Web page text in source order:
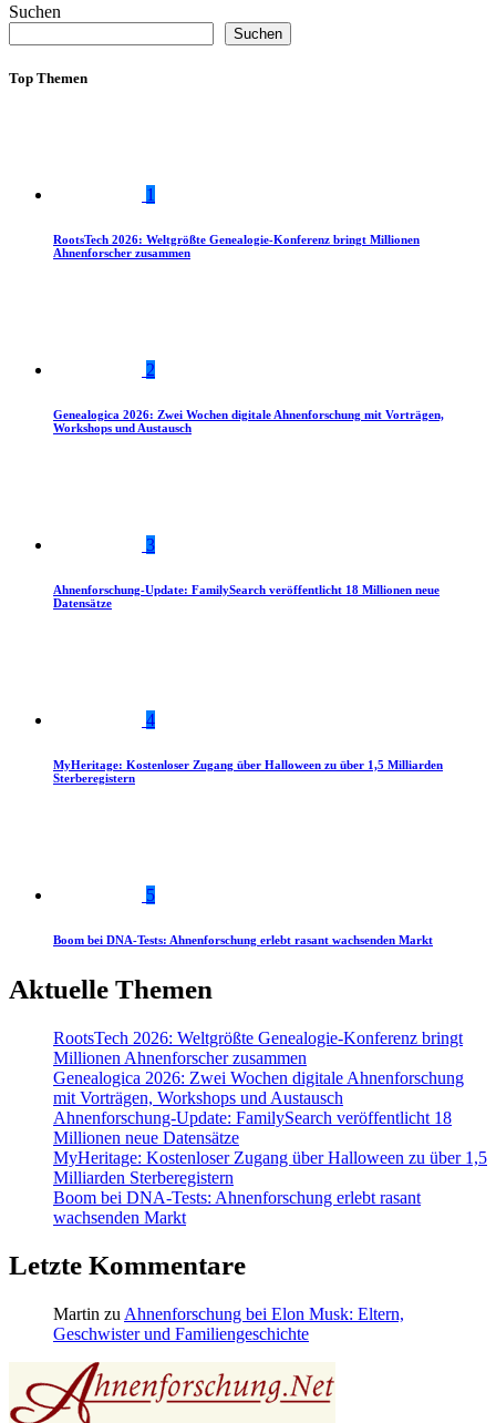
Suchen
Suchen
Top Themen
1
RootsTech 2026: Weltgrößte Genealogie-Konferenz bringt Millionen
Ahnenforscher zusammen
2
Genealogica 2026: Zwei Wochen digitale Ahnenforschung mit Vorträgen,
Workshops und Austausch
3
Ahnenforschung-Update: FamilySearch veröffentlicht 18 Millionen neue
Datensätze
4
MyHeritage: Kostenloser Zugang über Halloween zu über 1,5 Milliarden
Sterberegistern
5
Boom bei DNA-Tests: Ahnenforschung erlebt rasant wachsenden Markt
Aktuelle Themen
RootsTech 2026: Weltgrößte Genealogie-Konferenz bringt
Millionen Ahnenforscher zusammen
Genealogica 2026: Zwei Wochen digitale Ahnenforschung
mit Vorträgen, Workshops und Austausch
Ahnenforschung-Update: FamilySearch veröffentlicht 18
Millionen neue Datensätze
MyHeritage: Kostenloser Zugang über Halloween zu über 1,5
Milliarden Sterberegistern
Boom bei DNA-Tests: Ahnenforschung erlebt rasant
wachsenden Markt
Letzte Kommentare
Martin zu Ahnenforschung bei Elon Musk: Eltern,
Geschwister und Familiengeschichte